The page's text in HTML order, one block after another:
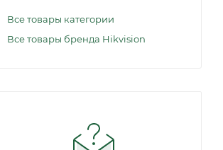
Все товары категории
Все товары бренда Hikvision